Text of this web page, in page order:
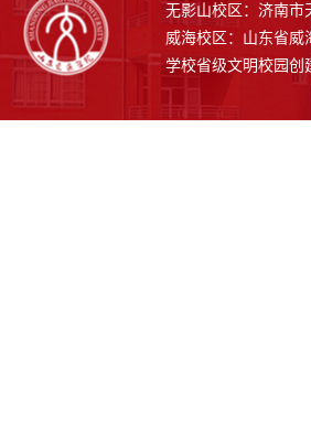
无影山校区：济南
威海校区：山东省威
学校省级文明校园